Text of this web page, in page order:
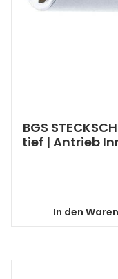
BGS
tief | Antrieb
In den